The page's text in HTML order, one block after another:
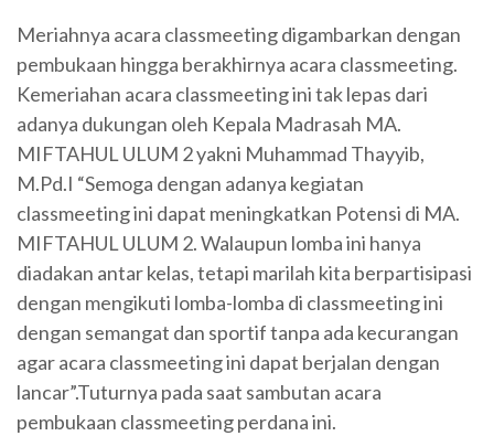
Meriahnya acara classmeeting digambarkan dengan
pembukaan hingga berakhirnya acara classmeeting.
Kemeriahan acara classmeeting ini tak lepas dari
adanya dukungan oleh Kepala Madrasah MA.
MIFTAHUL ULUM 2 yakni Muhammad Thayyib,
M.Pd.I “Semoga dengan adanya kegiatan
classmeeting ini dapat meningkatkan Potensi di MA.
MIFTAHUL ULUM 2. Walaupun lomba ini hanya
diadakan antar kelas, tetapi marilah kita berpartisipasi
dengan mengikuti lomba-lomba di classmeeting ini
dengan semangat dan sportif tanpa ada kecurangan
agar acara classmeeting ini dapat berjalan dengan
lancar”.Tuturnya pada saat sambutan acara
pembukaan classmeeting perdana ini.